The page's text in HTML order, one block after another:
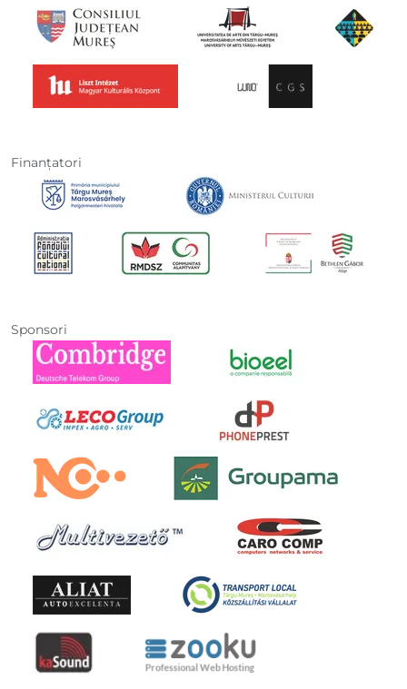
Finanţatori
Sponsori